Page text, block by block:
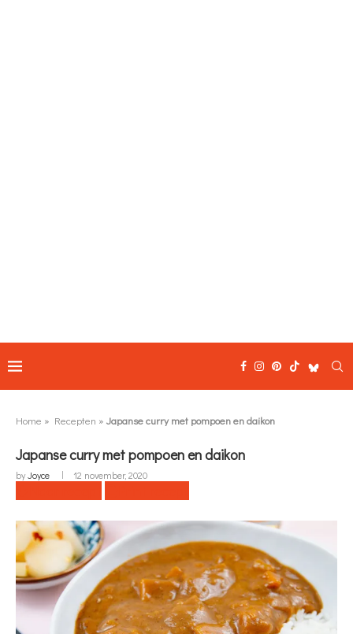
Home » Recepten » Japanse curry met pompoen en daikon
Japanse curry met pompoen en daikon
byJoyce 12 november, 2020